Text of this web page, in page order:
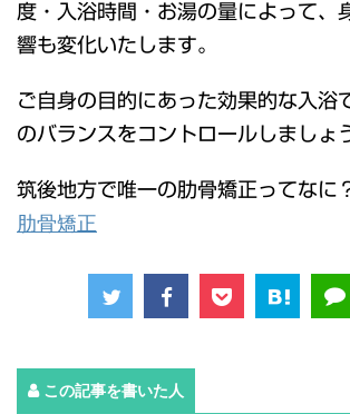
度・入浴時間・お湯の量によって、
響も変化いたします。
ご自身の目的にあった効果的な入浴
のバランスをコントロールしましょ
筑後地方で唯一の肋骨矯正ってなに
肋骨矯正
この記事を書いた人